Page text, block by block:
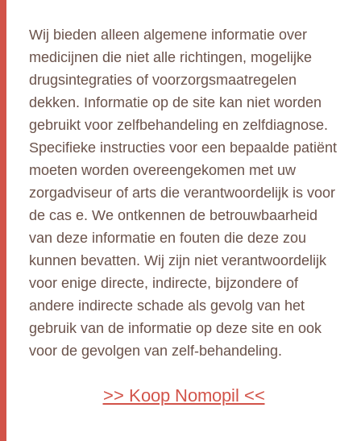
Wij bieden alleen algemene informatie over
medicijnen die niet alle richtingen, mogelijke
drugsintegraties of voorzorgsmaatregelen
dekken. Informatie op de site kan niet worden
gebruikt voor zelfbehandeling en zelfdiagnose.
Specifieke instructies voor een bepaalde patiënt
moeten worden overeengekomen met uw
zorgadviseur of arts die verantwoordelijk is voor
de cas e. We ontkennen de betrouwbaarheid
van deze informatie en fouten die deze zou
kunnen bevatten. Wij zijn niet verantwoordelijk
voor enige directe, indirecte, bijzondere of
andere indirecte schade als gevolg van het
gebruik van de informatie op deze site en ook
voor de gevolgen van zelf-behandeling.
>> Koop Nomopil <<